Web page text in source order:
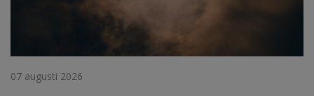
07 augusti 2026